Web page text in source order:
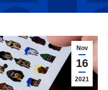
aquí:
Nov
16
2021